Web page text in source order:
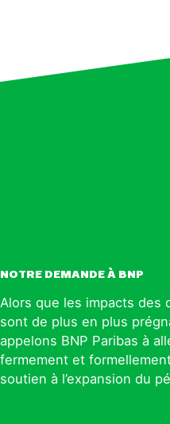
NOTRE DEMANDE À BNP
Alors que les impacts des
sont de plus en plus
appelons BNP Paribas à
fermement et
soutien à l’expansion du